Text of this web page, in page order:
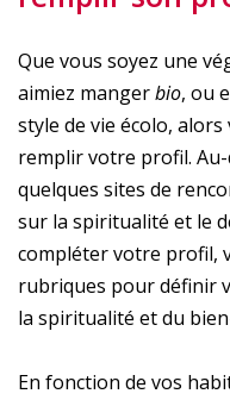
Que vous soyez une
aimiez mangerbio, ou
style de vie écolo,
remplir votre profil. Au-
quelques sites de
sur la spiritualité et le
compléter votre profil,
rubriques pour définir
la spiritualité et du
En fonction de vos